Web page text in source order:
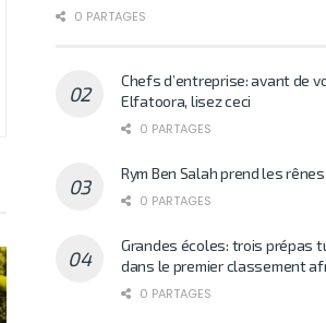
0 PARTAGES
Chefs d’entreprise: avant de
Elfatoora, lisez ceci
0 PARTAGES
Rym Ben Salah prend les
0 PARTAGES
Grandes écoles: trois prépas
dans le premier classement
0 PARTAGES